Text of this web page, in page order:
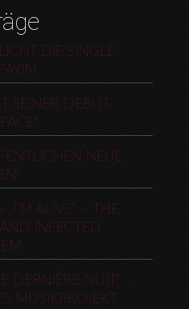
DIE SINGLE
SEINER DEBUT-
NEUE
ALIVE“ – THE
INFECTED
DERNIÈRE NUIT“ –
MUSIKPROJEKT